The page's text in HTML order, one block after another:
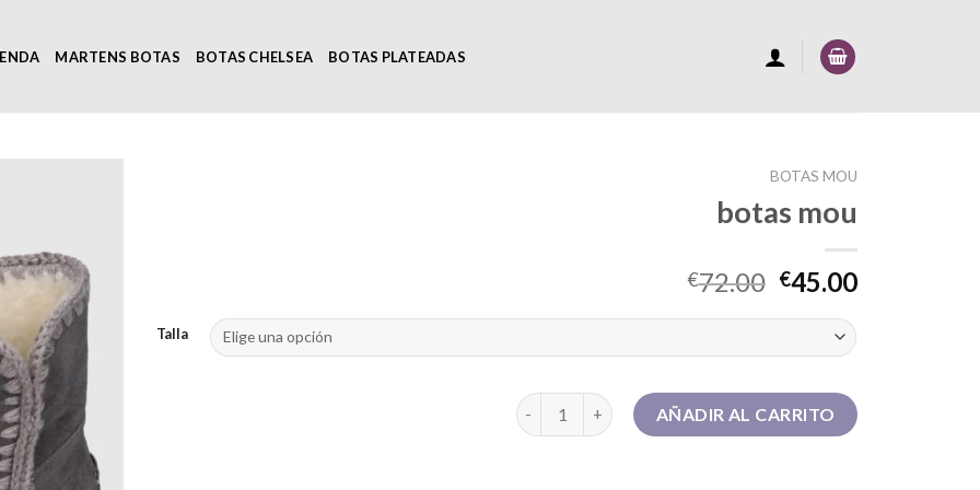
MARTENS BOTAS BOTAS CHELSEA BOTAS PLATEADAS
BOTAS MOU
botas mou
€72.00 €45.00
Talla
botas mou cantidadAÑADIR AL CARRITO